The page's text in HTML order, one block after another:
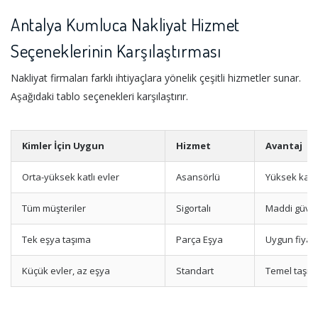
Antalya Kumluca Nakliyat Hizmet
Seçeneklerinin Karşılaştırması
Nakliyat firmaları farklı ihtiyaçlara yönelik çeşitli hizmetler sunar.
Aşağıdaki tablo seçenekleri karşılaştırır.
Kimler İçin Uygun Hizmet Avantaj
Orta-yüksek katlı evler Asansörlü Yüksek kat
Tüm müşteriler Sigortalı Maddi
Tek eşya taşıma Parça Eşya Uygun fiyat
Küçük evler, az eşya Standart Temel